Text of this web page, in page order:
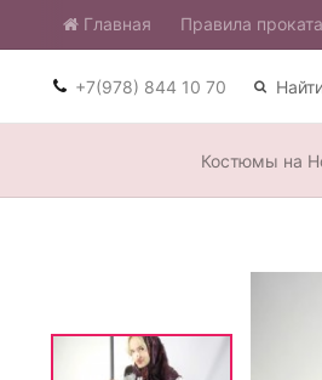
Главная ​Правила
+7(978) 844 10 70
Костюмы на